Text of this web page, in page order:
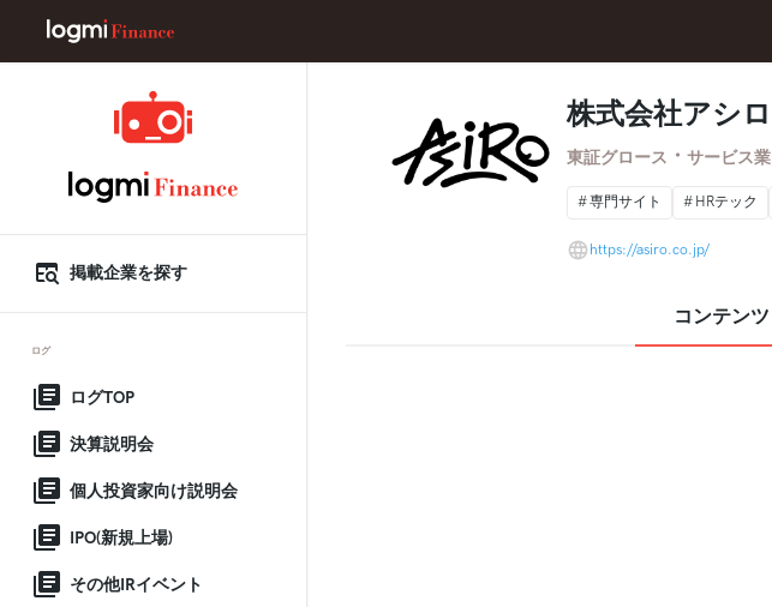
掲載企業を探す
ログ
ログTOP
決算説明会
個人投資家向け説明会
IPO(新規上場)
その他IRイベント
株式会社アシロ
東証グロース ・ サービス業
専門サイト HRテック
https://asiro.co.jp/
コンテンツ